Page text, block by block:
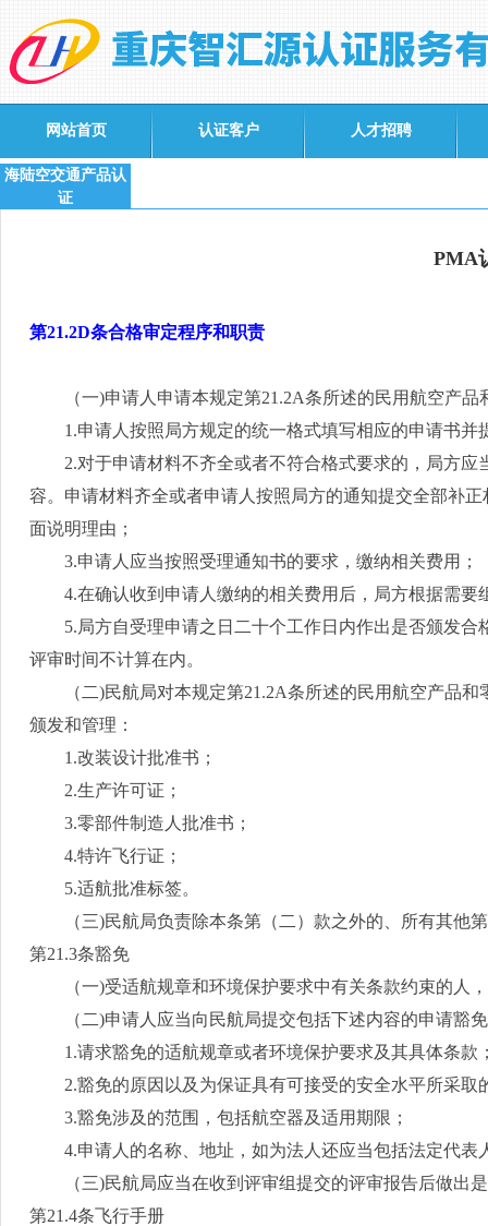
网站首页 认证客户 人才招聘
海陆空交通产品认
证
PMA
第21.2D条合格审定程序和职责
（一)申请人申请本规定第21.2A条所述的民用航空产品
1.申请人按照局方规定的统一格式填写相应的申请书并
2.对于申请材料不齐全或者不符合格式要求的，局方
容。申请材料齐全或者申请人按照局方的通知提交全部补
面说明理由；
3.申请人应当按照受理通知书的要求，缴纳相关费用；
4.在确认收到申请人缴纳的相关费用后，局方根据需
5.局方自受理申请之日二十个工作日内作出是否颁发
评审时间不计算在内。
（二)民航局对本规定第21.2A条所述的民用航空产品和
颁发和管理：
1.改装设计批准书；
2.生产许可证；
3.零部件制造人批准书；
4.特许飞行证；
5.适航批准标签。
（三)民航局负责除本条第（二）款之外的、所有其他第
第21.3条豁免
（一)受适航规章和环境保护要求中有关条款约束的人
（二)申请人应当向民航局提交包括下述内容的申请豁
1.请求豁免的适航规章或者环境保护要求及其具体条款
2.豁免的原因以及为保证具有可接受的安全水平所采取
3.豁免涉及的范围，包括航空器及适用期限；
4.申请人的名称、地址，如为法人还应当包括法定代表
（三)民航局应当在收到评审组提交的评审报告后做出
第21.4条飞行手册